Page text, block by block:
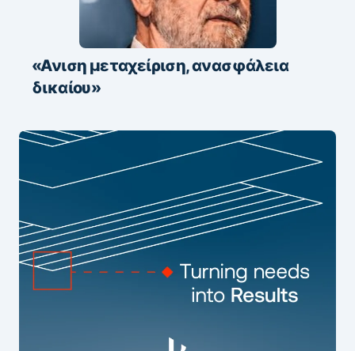
«Ανιση μεταχείριση, ανασφάλεια
δικαίου»